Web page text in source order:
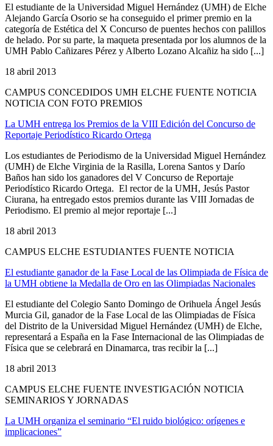
El estudiante de la Universidad Miguel Hernández (UMH) de Elche
Alejando García Osorio se ha conseguido el primer premio en la
categoría de Estética del X Concurso de puentes hechos con palillos
de helado. Por su parte, la maqueta presentada por los alumnos de la
UMH Pablo Cañizares Pérez y Alberto Lozano Alcañiz ha sido [...]
18 abril 2013
CAMPUS CONCEDIDOS UMH ELCHE FUENTE NOTICIA
NOTICIA CON FOTO PREMIOS
La UMH entrega los Premios de la VIII Edición del Concurso de
Reportaje Periodístico Ricardo Ortega
Los estudiantes de Periodismo de la Universidad Miguel Hernández
(UMH) de Elche Virginia de la Rasilla, Lorena Santos y Darío
Baños han sido los ganadores del V Concurso de Reportaje
Periodístico Ricardo Ortega. El rector de la UMH, Jesús Pastor
Ciurana, ha entregado estos premios durante las VIII Jornadas de
Periodismo. El premio al mejor reportaje [...]
18 abril 2013
CAMPUS ELCHE ESTUDIANTES FUENTE NOTICIA
El estudiante ganador de la Fase Local de las Olimpiada de Física de
la UMH obtiene la Medalla de Oro en las Olimpiadas Nacionales
El estudiante del Colegio Santo Domingo de Orihuela Ángel Jesús
Murcia Gil, ganador de la Fase Local de las Olimpiadas de Física
del Distrito de la Universidad Miguel Hernández (UMH) de Elche,
representará a España en la Fase Internacional de las Olimpiadas de
Física que se celebrará en Dinamarca, tras recibir la [...]
18 abril 2013
CAMPUS ELCHE FUENTE INVESTIGACIÓN NOTICIA
SEMINARIOS Y JORNADAS
La UMH organiza el seminario “El ruido biológico: orígenes e
implicaciones”